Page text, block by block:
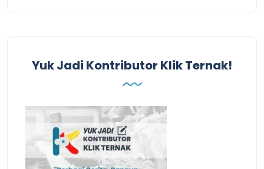
Yuk Jadi Kontributor Klik Ternak!